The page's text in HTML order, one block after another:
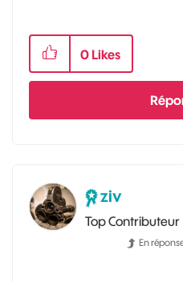
0 Likes
ziv
Top Contributeur
En